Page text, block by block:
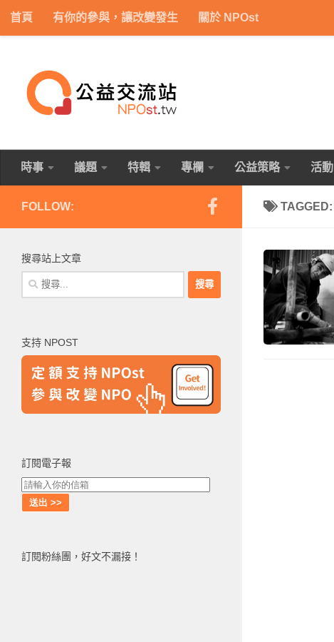
Skip to content
首頁 有你的參與，讓改變發生 關於 NPOst
時事 議題 特輯 專欄 公益策略 活動
TAGGED:
FOLLOW:
搜尋站上文章
搜
尋
字:
支持 NPOST
訂閱電子報
訂閱粉絲團，好文不漏接！